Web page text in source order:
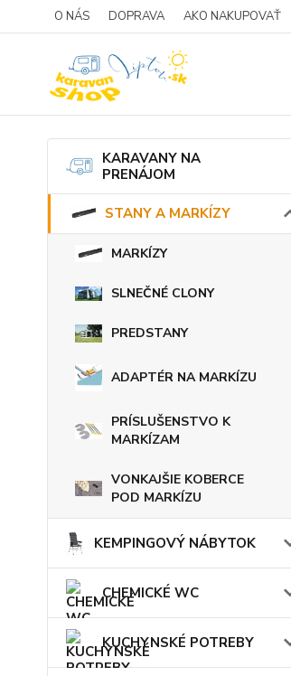
O NÁS DOPRAVA AKO NAKUPOVAŤ
KARAVANY NA
PRENÁJOM
STANY A MARKÍZY
MARKÍZY
SLNEČNÉ CLONY
PREDSTANY
ADAPTÉR NA MARKÍZU
PRÍSLUŠENSTVO K
MARKÍZAM
VONKAJŠIE KOBERCE
POD MARKÍZU
KEMPINGOVÝ NÁBYTOK
CHEMICKÉ WC
KUCHYNSKÉ POTREBY